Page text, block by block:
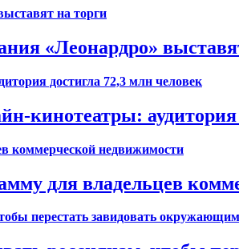
«Леонардро»
кинотеатры:
для владельцев